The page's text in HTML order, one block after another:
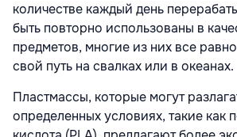
количестве каждый день
быть повторно использованы в
предметов, многие из них все
свой путь на свалках или в океанах.
Пластмассы, которые могут
определенных условиях, такие как